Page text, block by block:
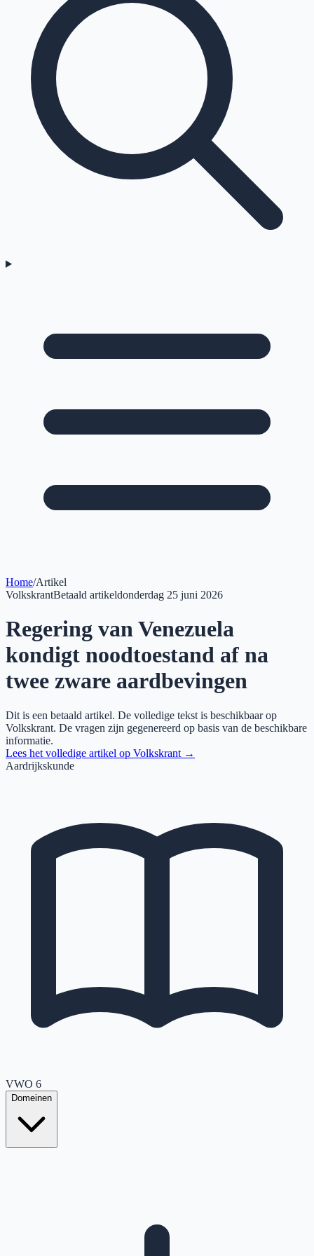
Home/Artikel
VolkskrantBetaald artikeldonderdag 25 juni 2026
Regering van Venezuela
kondigt noodtoestand af na
twee zware aardbevingen
Dit is een betaald artikel. De volledige tekst is beschikbaar op
Volkskrant. De vragen zijn gegenereerd op basis van de beschikbare
informatie.
Lees het volledige artikel op Volkskrant →
Aardrijkskunde
VWO 6
Domeinen